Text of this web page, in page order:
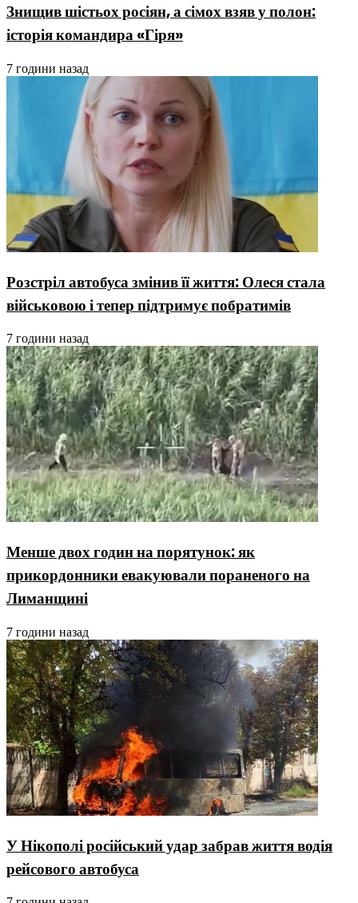
Знищив шістьох росіян, а сімох взяв у полон:
історія командира «Гіря»
7 години назад
Розстріл автобуса змінив її життя: Олеся стала
військовою і тепер підтримує побратимів
7 години назад
Менше двох годин на порятунок: як
прикордонники евакуювали пораненого на
Лиманщині
7 години назад
У Нікополі російський удар забрав життя водія
рейсового автобуса